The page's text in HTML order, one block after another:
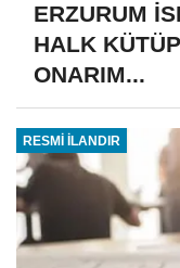
ERZURUM
HALK
ONARIM...
RESMİ İLANDIR